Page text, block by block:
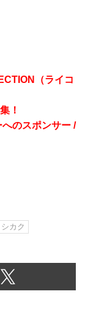
（ライコ
！
のスポンサー /
カク